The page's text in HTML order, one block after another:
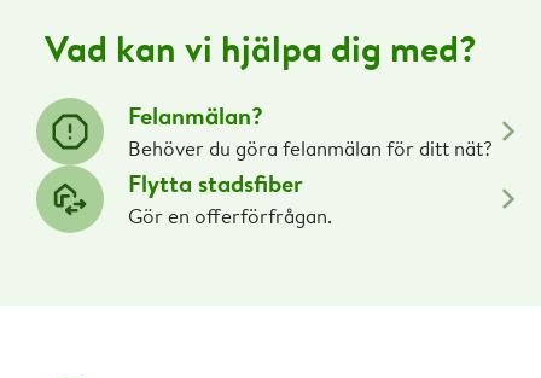
Vad kan vi hjälpa dig med?
Felanmälan?
Behöver du göra felanmälan för ditt nät?
Flytta stadsfiber
Gör en offerförfrågan.